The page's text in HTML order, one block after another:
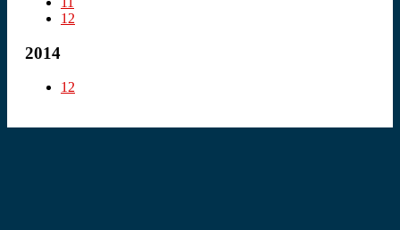
12
2014
12